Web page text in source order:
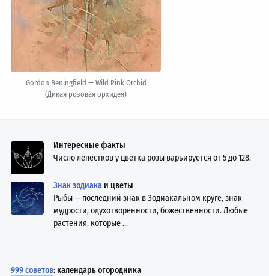
Gordon Beningfield — Wild Pink Orchid
(Дикая розовая орхидея)
Интересные факты
Число лепестков у цветка розы варьируется от 5 до 128.
Знак зодиака и цветы
Рыбы — последний знак в Зодиакальном круге, знак
мудрости, одухотворённости, божественности. Любые
растения, которые ...
999 советов: календарь огородника